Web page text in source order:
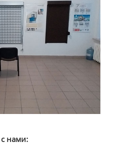
нами: